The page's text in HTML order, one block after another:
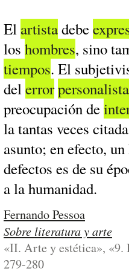
El artistadebe
los hombres, sino
tiempos. El
delerrorpersonalista
preocupación de
la tantas veces
asunto; en efecto,
defectos es de su
a la humanidad.
Fernando Pessoa
Sobre literatura y arte
«II. Arte y estética», «9.
279-280